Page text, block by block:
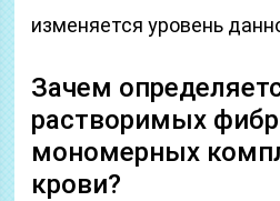
изменяется уровень
Зачем
растворимых
мономерных
крови?